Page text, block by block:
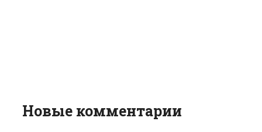
Новые комментарии